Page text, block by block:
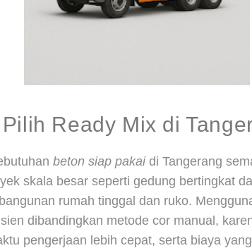
Ready Mix di
beton siap pakaidi Tangerang
skala besar seperti gedung bertingkat
rumah tinggal dan ruko.
dibandingkan metode cor manual,
pengerjaan lebih cepat, serta biaya